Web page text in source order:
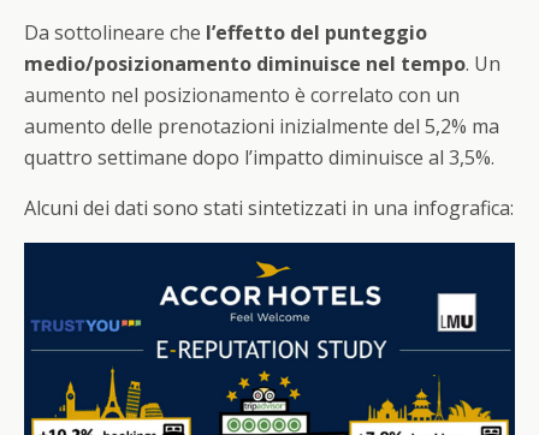
Da sottolineare che l’effetto del punteggio
medio/posizionamento diminuisce nel tempo. Un
aumento nel posizionamento è correlato con un
aumento delle prenotazioni inizialmente del 5,2% ma
quattro settimane dopo l’impatto diminuisce al 3,5%.
Alcuni dei dati sono stati sintetizzati in una infografica: